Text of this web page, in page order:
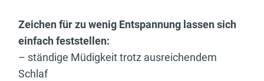
Zeichen für zu wenig Entspannung lassen sich
einfach feststellen:
– ständige Müdigkeit trotz ausreichendem
Schlaf